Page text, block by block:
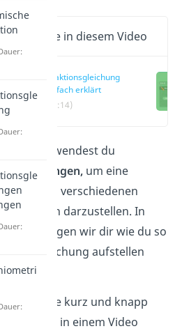
Inhalte in diesem Video
Reaktionsgleichung
einfach erklärt
(00:14)
verwendest du
um eine
zwischen verschiedenen
darzustellen. In
Beitrag zeigen wir dir wie du so
aufstellen
das ganze kurz und knapp
in einem Video